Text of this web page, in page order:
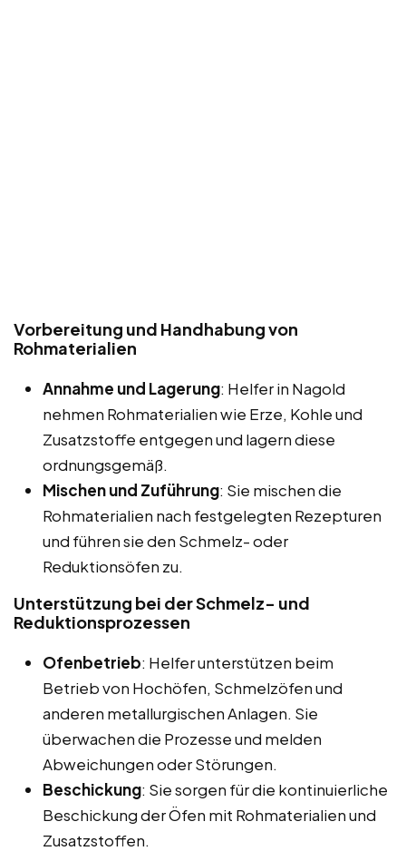
Vorbereitung und Handhabung von
Rohmaterialien
Annahme und Lagerung: Helfer in Nagold
nehmen Rohmaterialien wie Erze, Kohle und
Zusatzstoffe entgegen und lagern diese
ordnungsgemäß.
Mischen und Zuführung: Sie mischen die
Rohmaterialien nach festgelegten Rezepturen
und führen sie den Schmelz- oder
Reduktionsöfen zu.
Unterstützung bei der Schmelz- und
Reduktionsprozessen
Ofenbetrieb: Helfer unterstützen beim
Betrieb von Hochöfen, Schmelzöfen und
anderen metallurgischen Anlagen. Sie
überwachen die Prozesse und melden
Abweichungen oder Störungen.
Beschickung: Sie sorgen für die kontinuierliche
Beschickung der Öfen mit Rohmaterialien und
Zusatzstoffen.